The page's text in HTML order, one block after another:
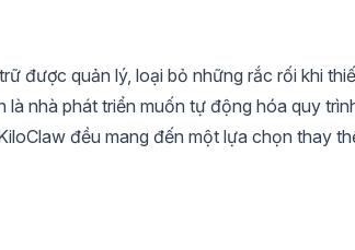
được quản lý, loại bỏ những rắc rối khi
nhà phát triển muốn tự động hóa quy
đều mang đến một lựa chọn thay